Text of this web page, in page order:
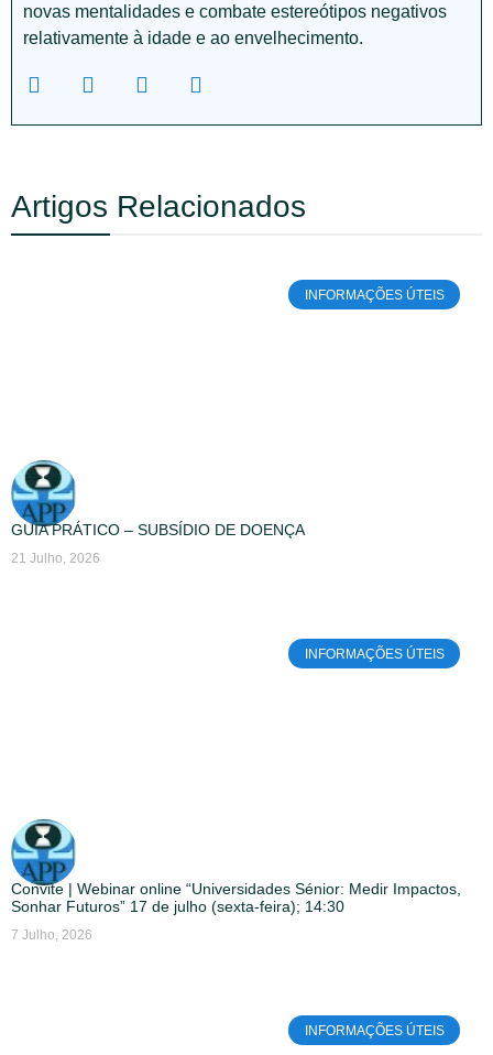
novas mentalidades e combate estereótipos negativos
relativamente à idade e ao envelhecimento.
Artigos Relacionados
INFORMAÇÕES ÚTEIS
GUIA PRÁTICO – SUBSÍDIO DE DOENÇA
21 Julho, 2026
INFORMAÇÕES ÚTEIS
Convite | Webinar online “Universidades Sénior: Medir Impactos,
Sonhar Futuros” 17 de julho (sexta-feira); 14:30
7 Julho, 2026
INFORMAÇÕES ÚTEIS